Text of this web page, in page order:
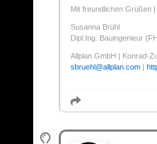
Mit freundlichen Grüßen
Susanna Brühl
Dipl.Ing. Bauingenieur
Allplan GmbH | Konrad-
sbruehl@allplan.com |